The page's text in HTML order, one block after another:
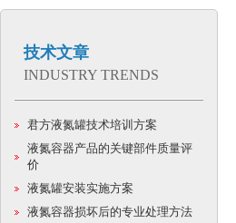
技术文章
INDUSTRY TRENDS
君方液氮罐技术培训方案
液氮容器产品的关键部件质量评
价
液氮罐安装实施方案
液氮容器损坏后的专业处理方法